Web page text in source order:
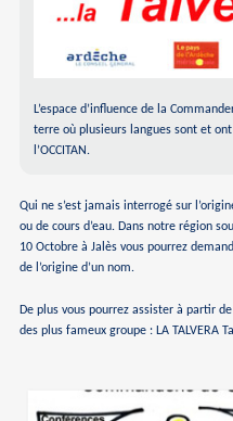
L’espace d’influence de la
terre où plusieurs langues sont et
l’OCCITAN.
Qui ne s’est jamais interrogé sur
ou de cours d’eau. Dans notre région
10 Octobre à Jalès vous pourrez
de l’origine d’un nom.
De plus vous pourrez assister à partir
des plus fameux groupe : LA TALVERA